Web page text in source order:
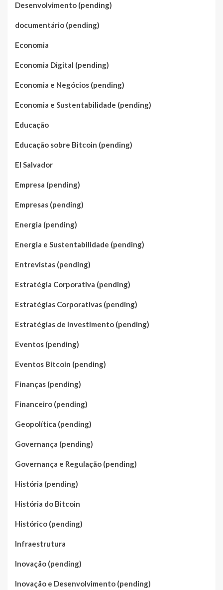
Desenvolvimento (pending)
documentário (pending)
Economia
Economia Digital (pending)
Economia e Negócios (pending)
Economia e Sustentabilidade (pending)
Educação
Educação sobre Bitcoin (pending)
El Salvador
Empresa (pending)
Empresas (pending)
Energia (pending)
Energia e Sustentabilidade (pending)
Entrevistas (pending)
Estratégia Corporativa (pending)
Estratégias Corporativas (pending)
Estratégias de Investimento (pending)
Eventos (pending)
Eventos Bitcoin (pending)
Finanças (pending)
Financeiro (pending)
Geopolítica (pending)
Governança (pending)
Governança e Regulação (pending)
História (pending)
História do Bitcoin
Histórico (pending)
Infraestrutura
Inovação (pending)
Inovação e Desenvolvimento (pending)